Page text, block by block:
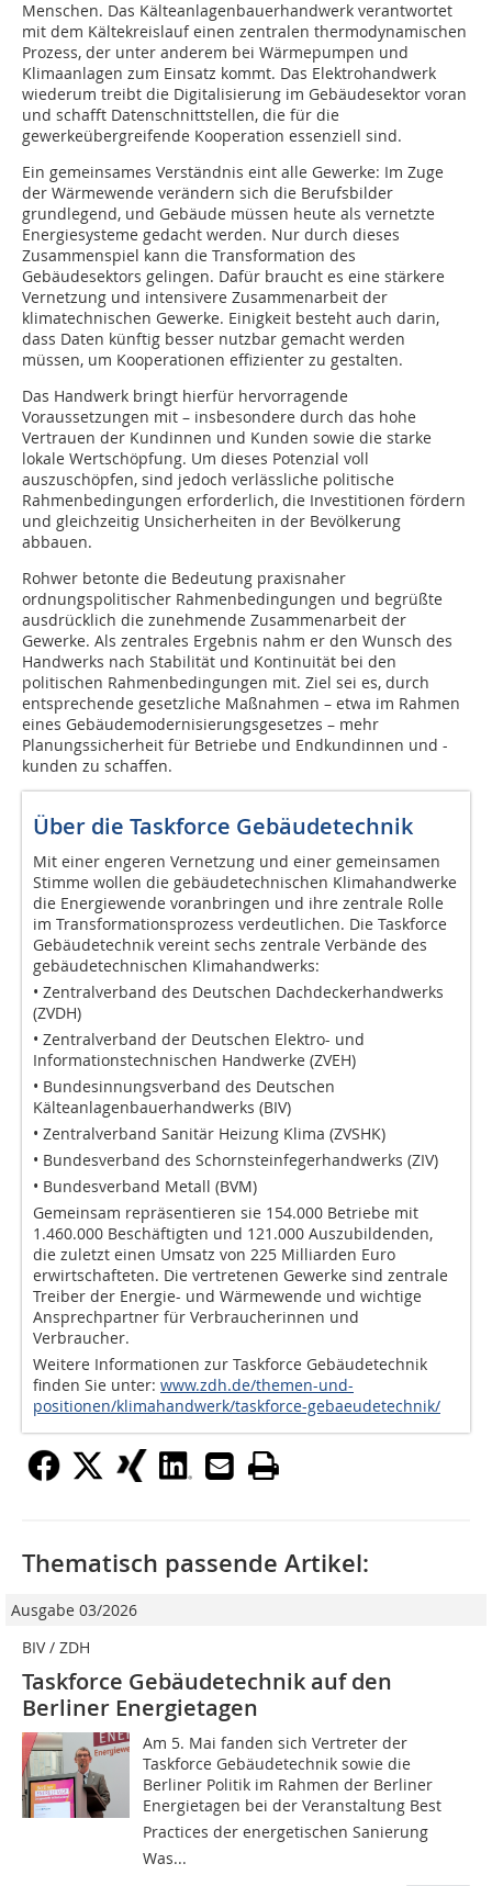
Menschen. Das Kälteanlagenbauerhandwerk verantwortet
mit dem Kältekreislauf einen zentralen thermodynamischen
Prozess, der unter anderem bei Wärmepumpen und
Klimaanlagen zum Einsatz kommt. Das Elektrohandwerk
wiederum treibt die Digitalisierung im Gebäudesektor voran
und schafft Datenschnittstellen, die für die
gewerkeübergreifende Kooperation essenziell sind.
Ein gemeinsames Verständnis eint alle Gewerke: Im Zuge
der Wärmewende verändern sich die Berufsbilder
grundlegend, und Gebäude müssen heute als vernetzte
Energiesysteme gedacht werden. Nur durch dieses
Zusammenspiel kann die Transformation des
Gebäudesektors gelingen. Dafür braucht es eine stärkere
Vernetzung und intensivere Zusammenarbeit der
klimatechnischen Gewerke. Einigkeit besteht auch darin,
dass Daten künftig besser nutzbar gemacht werden
müssen, um Kooperationen effizienter zu gestalten.
Das Handwerk bringt hierfür hervorragende
Voraussetzungen mit – insbesondere durch das hohe
Vertrauen der Kundinnen und Kunden sowie die starke
lokale Wertschöpfung. Um dieses Potenzial voll
auszuschöpfen, sind jedoch verlässliche politische
Rahmenbedingungen erforderlich, die Investitionen fördern
und gleichzeitig Unsicherheiten in der Bevölkerung
abbauen.
Rohwer betonte die Bedeutung praxisnaher
ordnungspolitischer Rahmenbedingungen und begrüßte
ausdrücklich die zunehmende Zusammenarbeit der
Gewerke. Als zentrales Ergebnis nahm er den Wunsch des
Handwerks nach Stabilität und Kontinuität bei den
politischen Rahmenbedingungen mit. Ziel sei es, durch
entsprechende gesetzliche Maßnahmen – etwa im Rahmen
eines Gebäudemodernisierungsgesetzes – mehr
Planungssicherheit für Betriebe und Endkundinnen und -
kunden zu schaffen.
Über die Taskforce Gebäudetechnik
Mit einer engeren Vernetzung und einer gemeinsamen
Stimme wollen die gebäudetechnischen Klimahandwerke
die Energiewende voranbringen und ihre zentrale Rolle
im Transformationsprozess verdeutlichen. Die Taskforce
Gebäudetechnik vereint sechs zentrale Verbände des
gebäudetechnischen Klimahandwerks:
• Zentralverband des Deutschen Dachdeckerhandwerks
(ZVDH)
• Zentralverband der Deutschen Elektro- und
Informationstechnischen Handwerke (ZVEH)
• Bundesinnungsverband des Deutschen
Kälteanlagenbauerhandwerks (BIV)
• Zentralverband Sanitär Heizung Klima (ZVSHK)
• Bundesverband des Schornsteinfegerhandwerks (ZIV)
• Bundesverband Metall (BVM)
Gemeinsam repräsentieren sie 154.000 Betriebe mit
1.460.000 Beschäftigten und 121.000 Auszubildenden,
die zuletzt einen Umsatz von 225 Milliarden Euro
erwirtschafteten. Die vertretenen Gewerke sind zentrale
Treiber der Energie- und Wärmewende und wichtige
Ansprechpartner für Verbraucherinnen und
Verbraucher.
Weitere Informationen zur Taskforce Gebäudetechnik
finden Sie unter: www.zdh.de/themen-und-
positionen/klimahandwerk/taskforce-gebaeudetechnik/
Thematisch passende Artikel:
Ausgabe 03/2026
BIV / ZDH
Taskforce Gebäudetechnik auf den
Berliner Energietagen
Am 5. Mai fanden sich Vertreter der
Taskforce Gebäudetechnik sowie die
Berliner Politik im Rahmen der Berliner
Energietagen bei der Veranstaltung Best
Practices der energetischen Sanierung 
Was...